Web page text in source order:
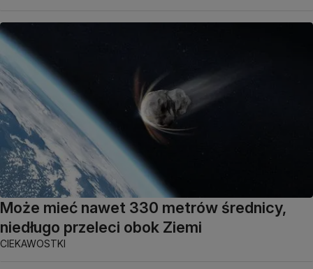
Może mieć nawet 330 metrów średnicy,
niedługo przeleci obok Ziemi
CIEKAWOSTKI